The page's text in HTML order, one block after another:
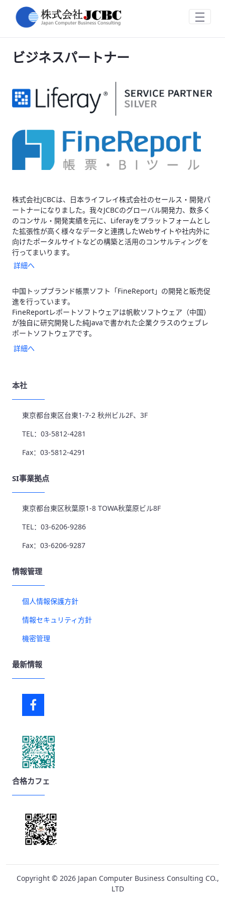
跳转到主内容
ビジネスパートナー
ビジネスパートナー
株式会社JCBCは、日本ライフレイ株式会社のセールス・開発パ
ートナーになりました。我々JCBCのグローバル開発力、数多く
のコンサル・開発実績を元に、Liferayをプラットフォームとし
た拡張性が高く様々なデータと連携したWebサイトや社内外に
向けたポータルサイトなどの構築と活用のコンサルティングを
行ってまいります。
詳細へ
中国トップブランド帳票ソフト「FineReport」の開発と販売促
進を行っています。
FineReportレポートソフトウェアは帆軟ソフトウェア（中国）
が独自に研究開発した純Javaで書かれた企業クラスのウェブレ
ポートソフトウェアです。
詳細へ
本社
東京都台東区台東1-7-2 秋州ビル2F、3F
TEL：03-5812-4281
Fax：03-5812-4291
SI事業拠点
東京都台東区秋葉原1-8 TOWA秋葉原ビル8F
TEL：03-6206-9286
Fax：03-6206-9287
情報管理
個人情報保護方針
情報セキュリティ方針
機密管理
最新情報
合格カフェ
Copyright © 2026Japan Computer Business Consulting CO.,
LTD